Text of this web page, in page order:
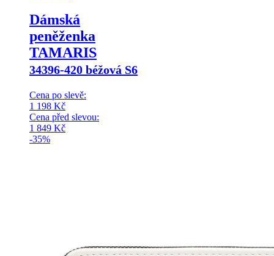
Dámská
peněženka
TAMARIS
34396-420 béžová S6
Cena po slevě:
1 198 Kč
Cena před slevou:
1 849 Kč
-35%